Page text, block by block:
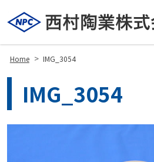
Home > IMG_3054
IMG_3054
Site
Footer